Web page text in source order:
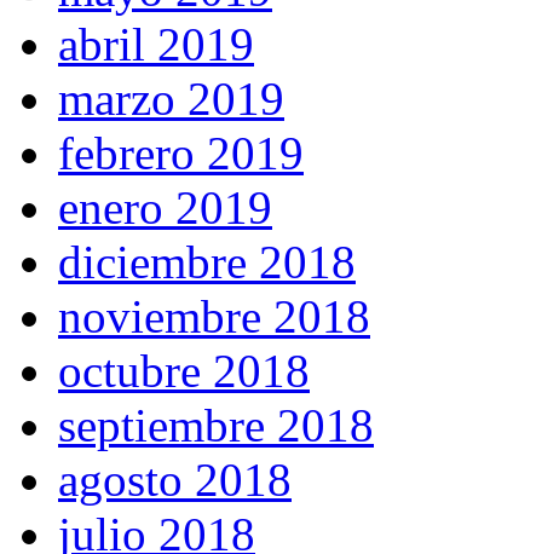
abril 2019
marzo 2019
febrero 2019
enero 2019
diciembre 2018
noviembre 2018
octubre 2018
septiembre 2018
agosto 2018
julio 2018